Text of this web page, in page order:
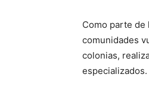
Como parte de
comunidades
colonias,
especializados.